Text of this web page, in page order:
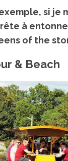
si je
à
of the
& Beach